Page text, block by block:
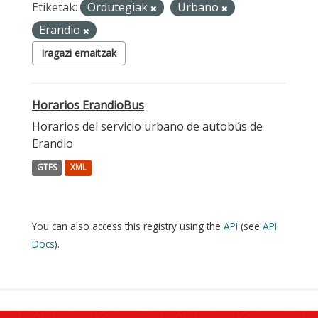
Etiketak: Ordutegiak
Urbano
Erandio
Iragazi emaitzak
Horarios ErandioBus
Horarios del servicio urbano de autobús de
Erandio
GTFS XML
You can also access this registry using the API (see API
Docs).